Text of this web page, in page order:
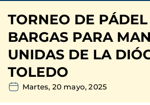
navegación
TORNEO DE
BARGAS PARA
UNIDAS DE LA
TOLEDO
Martes, 20 mayo, 2025